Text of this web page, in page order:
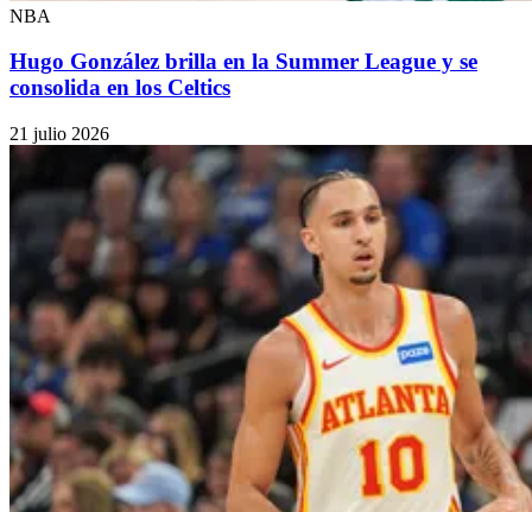
NBA
Hugo González brilla en la Summer League y se
consolida en los Celtics
21 julio 2026